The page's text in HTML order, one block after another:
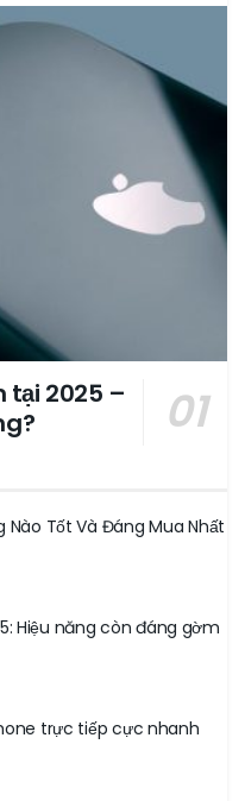
tại 2025 –
Nào Tốt Và Đáng Mua Nhất
Hiệu năng còn đáng gờm
trực tiếp cực nhanh